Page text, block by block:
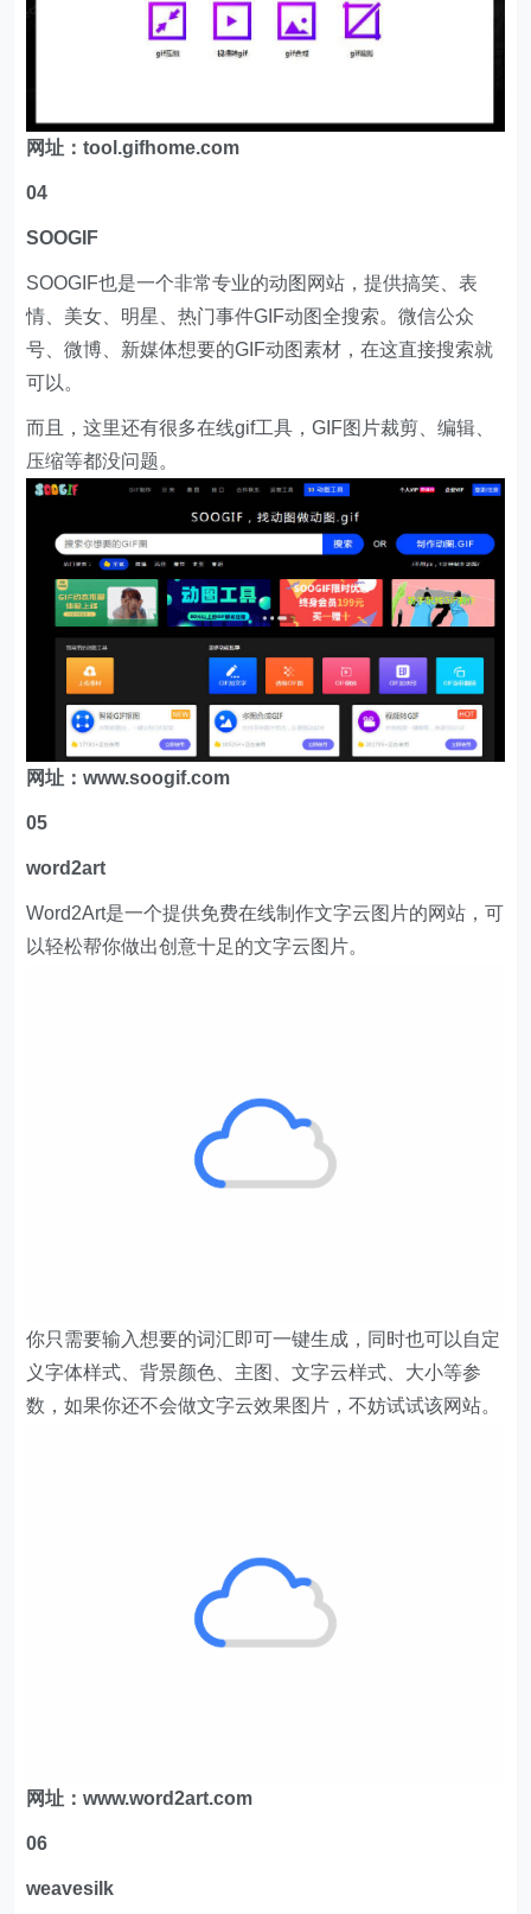
网址：tool.gifhome.com
04
SOOGIF
SOOGIF也是一个非常专业的动图网站，提供搞笑、表
情、美女、明星、热门事件GIF动图全搜索。微信公众
号、微博、新媒体想要的GIF动图素材，在这直接搜索就
可以。
而且，这里还有很多在线gif工具，GIF图片裁剪、编辑、
压缩等都没问题。
网址：www.soogif.com
05
word2art
Word2Art是一个提供免费在线制作文字云图片的网站，可
以轻松帮你做出创意十足的文字云图片。
你只需要输入想要的词汇即可一键生成，同时也可以自定
义字体样式、背景颜色、主图、文字云样式、大小等参
数，如果你还不会做文字云效果图片，不妨试试该网站。
网址：www.word2art.com
06
weavesilk